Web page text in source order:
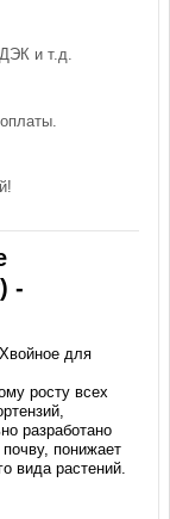
и т.д.
-
для
росту всех
разработано
понижает
вида растений.